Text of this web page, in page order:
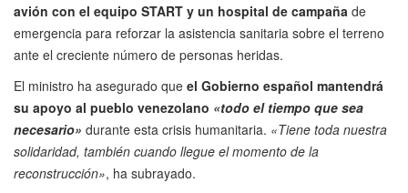
avión con el equipo START y un hospital de campaña de
emergencia para reforzar la asistencia sanitaria sobre el terreno
ante el creciente número de personas heridas.
El ministro ha asegurado que el Gobierno español mantendrá
su apoyo al pueblo venezolano «todo el tiempo que sea
necesario» durante esta crisis humanitaria. «Tiene toda nuestra
solidaridad, también cuando llegue el momento de la
reconstrucción», ha subrayado.